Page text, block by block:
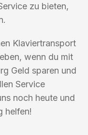
zu bieten,
Klaviertransport
wenn du mit
Geld sparen und
Service
noch heute und
helfen!